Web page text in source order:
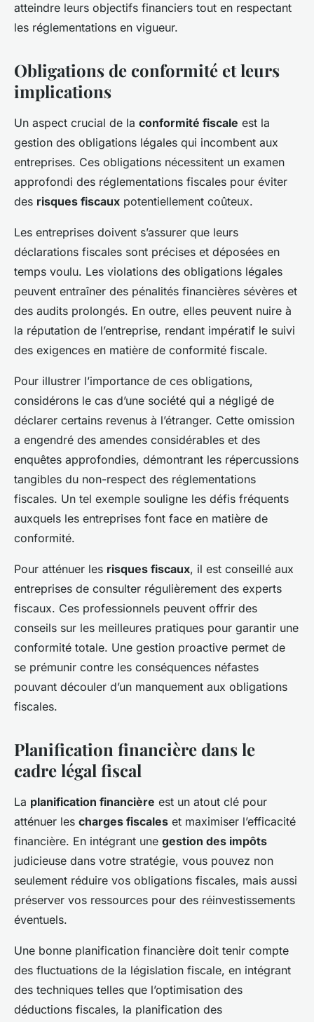
atteindre leurs objectifs financiers tout en respectant
les réglementations en vigueur.
Obligations de conformité et leurs
implications
Un aspect crucial de la conformité fiscale est la
gestion des obligations légales qui incombent aux
entreprises. Ces obligations nécessitent un examen
approfondi des réglementations fiscales pour éviter
des risques fiscaux potentiellement coûteux.
Les entreprises doivent s’assurer que leurs
déclarations fiscales sont précises et déposées en
temps voulu. Les violations des obligations légales
peuvent entraîner des pénalités financières sévères et
des audits prolongés. En outre, elles peuvent nuire à
la réputation de l’entreprise, rendant impératif le suivi
des exigences en matière de conformité fiscale.
Pour illustrer l’importance de ces obligations,
considérons le cas d’une société qui a négligé de
déclarer certains revenus à l’étranger. Cette omission
a engendré des amendes considérables et des
enquêtes approfondies, démontrant les répercussions
tangibles du non-respect des réglementations
fiscales. Un tel exemple souligne les défis fréquents
auxquels les entreprises font face en matière de
conformité.
Pour atténuer les risques fiscaux, il est conseillé aux
entreprises de consulter régulièrement des experts
fiscaux. Ces professionnels peuvent offrir des
conseils sur les meilleures pratiques pour garantir une
conformité totale. Une gestion proactive permet de
se prémunir contre les conséquences néfastes
pouvant découler d’un manquement aux obligations
fiscales.
Planification financière dans le
cadre légal fiscal
La planification financière est un atout clé pour
atténuer les charges fiscales et maximiser l’efficacité
financière. En intégrant une gestion des impôts
judicieuse dans votre stratégie, vous pouvez non
seulement réduire vos obligations fiscales, mais aussi
préserver vos ressources pour des réinvestissements
éventuels.
Une bonne planification financière doit tenir compte
des fluctuations de la législation fiscale, en intégrant
des techniques telles que l’optimisation des
déductions fiscales, la planification des